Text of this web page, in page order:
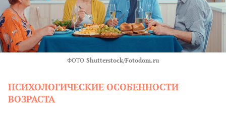
ФОТО Shutterstock/Fotodom.ru
ПСИХОЛОГИЧЕСКИЕ ОСОБЕННОСТИ
ВОЗРАСТА